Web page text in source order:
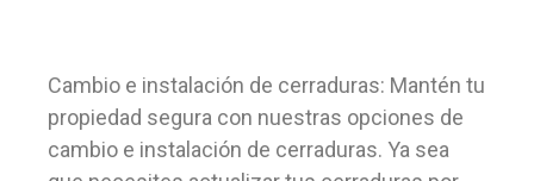
Cambio e instalación de cerraduras: Mantén tu
propiedad segura con nuestras opciones de
cambio e instalación de cerraduras. Ya sea